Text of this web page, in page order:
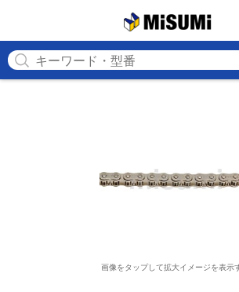
画像をタップして拡大イメージを表示